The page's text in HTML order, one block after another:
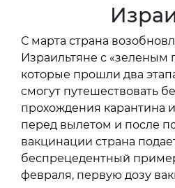
С марта страна
Израильтяне с «зеленым
которые прошли два
смогут путешествовать
прохождения карантина
перед вылетом и после
вакцинации страна
беспрецедентный
февраля, первую дозу